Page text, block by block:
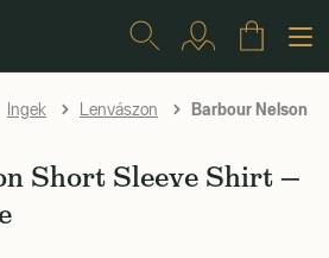
Ingek Lenvászon Barbour Nelson
Short Sleeve Shirt —